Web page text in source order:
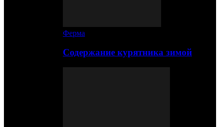
Ферма
Содержание курятника зимой